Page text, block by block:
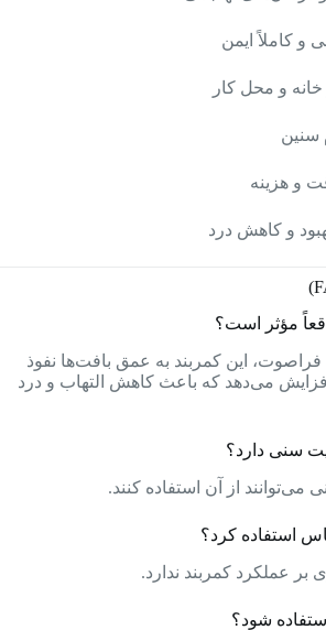
و کاملاً ایمن
و محل کار
سنین
و هزینه
و کاهش درد
مؤثر است؟
فراصوت، این کمربند به عمق بافت‌ها نفوذ
می‌دهد که باعث کاهش التهاب و درد
سنی دارد؟
می‌توانند از آن استفاده کنند.
استفاده کرد؟
بر عملکرد کمربند ندارد.
شود؟